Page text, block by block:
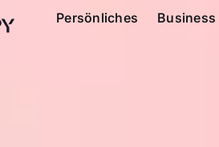
Persönliches Business